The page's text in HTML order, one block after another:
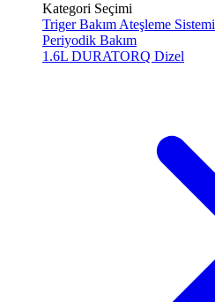
Kategori Seçimi
Triger Bakım Ateşleme Sistemi
Periyodik Bakım
1.6L DURATORQ Dizel